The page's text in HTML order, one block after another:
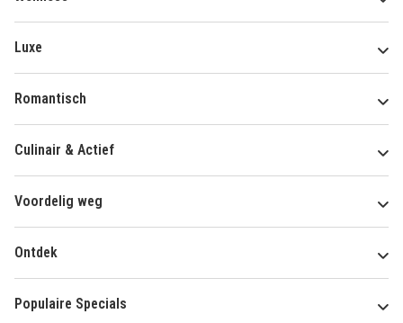
Luxe
Romantisch
Culinair & Actief
Voordelig weg
Ontdek
Populaire Specials